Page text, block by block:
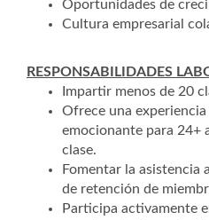
Oportunidades de
Cultura empresarial
RESPONSABILIDADES
Impartir menos de 20
Ofrece una
emocionante para 24+
clase.
Fomentar la asistencia
de retención de
Participa activamente